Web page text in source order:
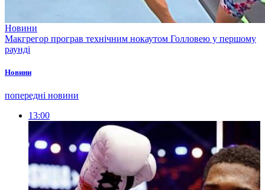
Новини
Макгрегор програв технічним нокаутом Голловею у першому
раунді
Новини
попередні новини
13:00